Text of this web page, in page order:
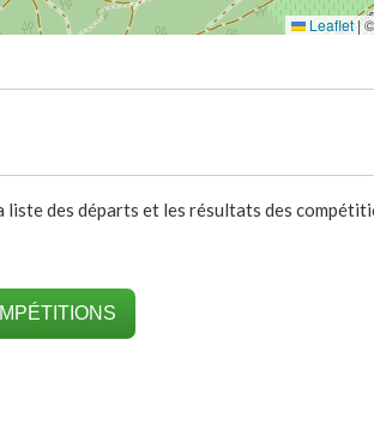
Leaflet|
des départs et les résultats des